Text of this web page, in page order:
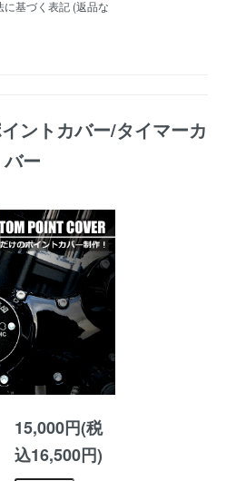
に基づく表記 (返品な
ントカバー/タイマーカ
バー
15,000円(税
込16,500円)